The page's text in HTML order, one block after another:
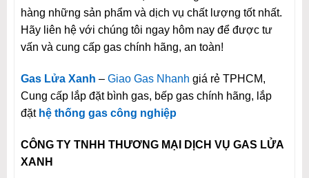
hàng những sản phẩm và dịch vụ chất lượng tốt nhất.
Hãy liên hệ với chúng tôi ngay hôm nay để được tư
vấn và cung cấp gas chính hãng, an toàn!
Gas Lửa Xanh – Giao Gas Nhanh giá rẻ TPHCM,
Cung cấp lắp đặt bình gas, bếp gas chính hãng, lắp
đặt hệ thống gas công nghiệp
CÔNG TY TNHH THƯƠNG MẠI DỊCH VỤ GAS LỬA
XANH